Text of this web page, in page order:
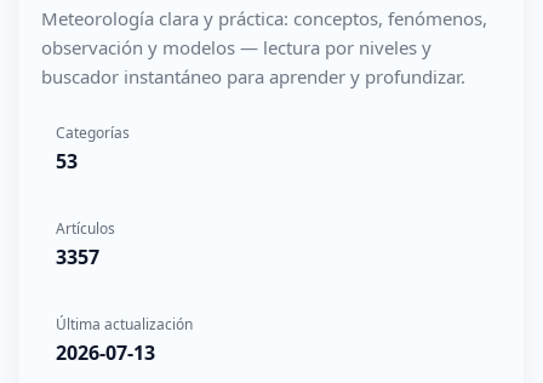
Meteorología clara y práctica: conceptos, fenómenos,
observación y modelos — lectura por niveles y
buscador instantáneo para aprender y profundizar.
Categorías
53
Artículos
3357
Última actualización
2026-07-13